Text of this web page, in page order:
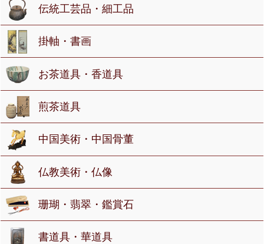
伝統工芸品・細工品
掛軸・書画
お茶道具・香道具
煎茶道具
中国美術・中国骨董
仏教美術・仏像
珊瑚・翡翠・鑑賞石
書道具・華道具